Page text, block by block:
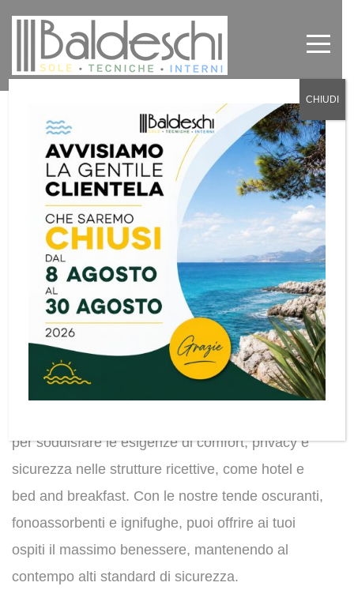
Tende Ignifughe per Hotellerie
Hotel e Bed and breakfast Torino
Baldeschi in News 0
Tende Ignifughe per Hotellerie Hotel e B&B a
Torino
Soluzioni complete per il comfort e la
sicurezza della tua struttura ricettiva.
per soddisfare le esigenze di comfort, privacy e
sicurezza nelle strutture ricettive, come hotel e
bed and breakfast. Con le nostre tende oscuranti,
fonoassorbenti e ignifughe, puoi offrire ai tuoi
ospiti il massimo benessere, mantenendo al
contempo alti standard di sicurezza.
CHIUDI